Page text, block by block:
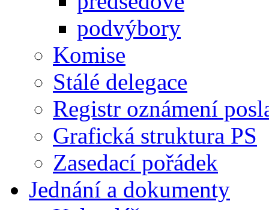
podvýbory
Komise
Stálé delegace
Registr oznámení
Grafická struktura PS
Zasedací pořádek
Jednání a dokumenty